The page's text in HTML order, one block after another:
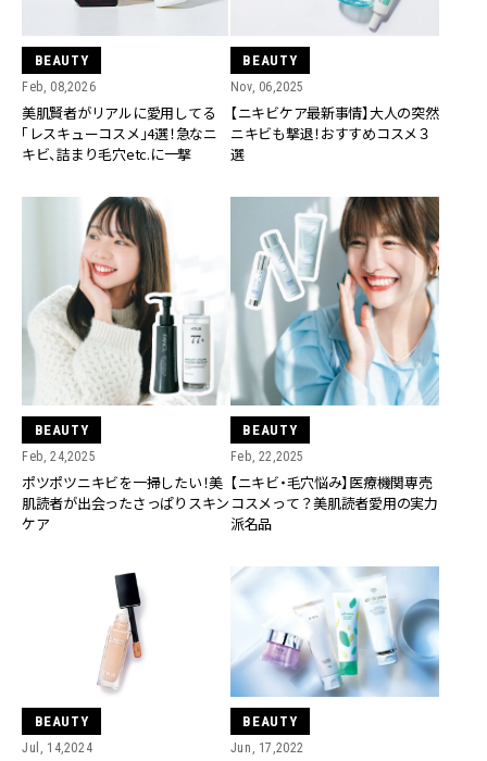
BEAUTY
Feb, 08,2026
美肌賢者がリアルに愛用してる
「レスキューコスメ」4選！急なニ
キビ、詰まり毛穴etc.に一撃
BEAUTY
Nov, 06,2025
【ニキビケア最新事情】大人の突然
ニキビも撃退！おすすめコスメ３
選
BEAUTY
Feb, 24,2025
ポツポツニキビを一掃したい！美
肌読者が出会ったさっぱりスキン
ケア
BEAUTY
Feb, 22,2025
【ニキビ・毛穴悩み】医療機関専売
コスメって？美肌読者愛用の実力
派名品
BEAUTY
Jul, 14,2024
BEAUTY
Jun, 17,2022